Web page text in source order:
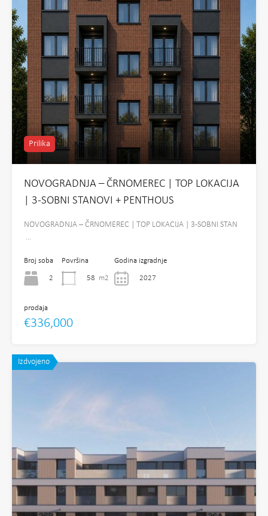
Prilika
NOVOGRADNJA – ČRNOMEREC | TOP LOKACIJA
| 3-SOBNI STANOVI + PENTHOUS
NOVOGRADNJA – ČRNOMEREC | TOP LOKACIJA | 3-SOBNI STAN
…
Broj soba
2
Površina
58 m2
Godina izgradnje
2027
prodaja
€336,000
Izdvojeno